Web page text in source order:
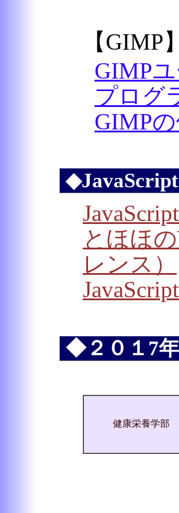
【GIMP】
GIMP
プログ
GIMP
とほほ
レンス）
◆２０１7
健康栄養学部